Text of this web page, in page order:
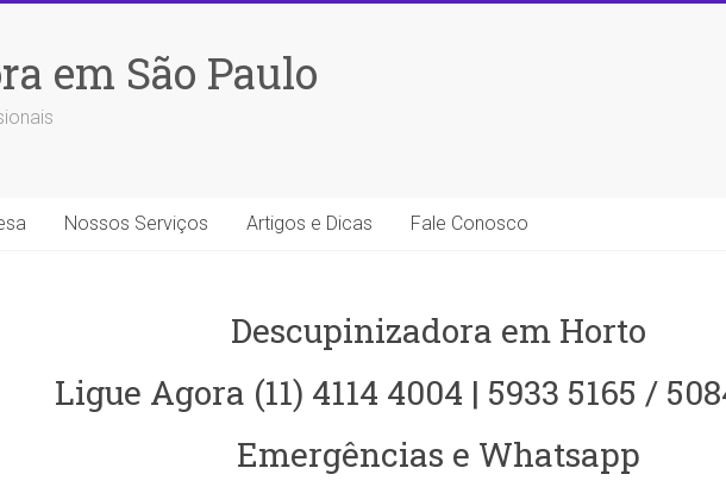
em São Paulo
Nossos Serviços Artigos e Dicas Fale Conosco
Descupinizadora em Horto
Ligue Agora (11) 4114 4004 | 5933 5165 /
Emergências e Whatsapp